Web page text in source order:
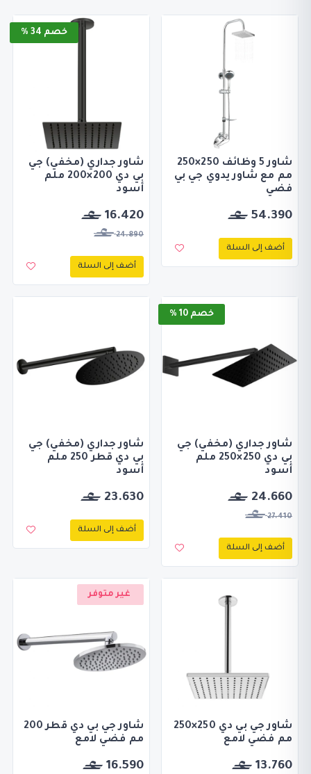
شاور 5 وظائف 250×250
مم مع شاور يدوي جي بي
فضي
54.390
أضف إلى السلة
خصم 34 %
شاور جداري (مخفي) جي
بي دي 200×200 ملم
أسود
16.420
24.890
أضف إلى السلة
خصم 10 %
شاور جداري (مخفي) جي
بي دي 250×250 ملم
أسود
24.660
27.410
أضف إلى السلة
شاور جداري (مخفي) جي
بي دي قطر 250 ملم
أسود
23.630
أضف إلى السلة
شاور جي بي دي 250×250
مم فضي لامع
13.760
غير متوفر
شاور جي بي دي قطر 200
مم فضي لامع
16.590